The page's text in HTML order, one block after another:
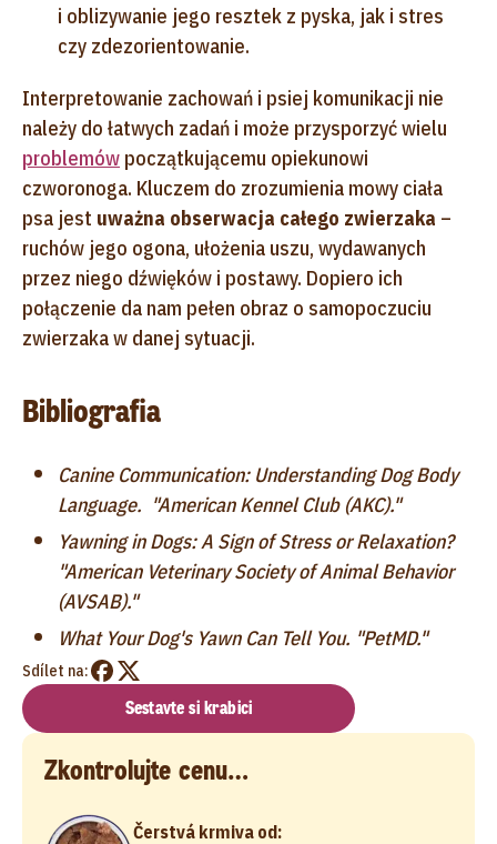
i oblizywanie jego resztek z pyska, jak i stres
czy zdezorientowanie.
Interpretowanie zachowań i psiej komunikacji nie
należy do łatwych zadań i może przysporzyć wielu
problemów początkującemu opiekunowi
czworonoga. Kluczem do zrozumienia mowy ciała
psa jest uważna obserwacja całego zwierzaka –
ruchów jego ogona, ułożenia uszu, wydawanych
przez niego dźwięków i postawy. Dopiero ich
połączenie da nam pełen obraz o samopoczuciu
zwierzaka w danej sytuacji.
Bibliografia
Canine Communication: Understanding Dog Body
Language. "American Kennel Club (AKC)."
Yawning in Dogs: A Sign of Stress or Relaxation?
"American Veterinary Society of Animal Behavior
(AVSAB)."
What Your Dog's Yawn Can Tell You. "PetMD."
Sdílet na:
Sestavte si krabici
Zkontrolujte cenu…
Čerstvá krmiva od: